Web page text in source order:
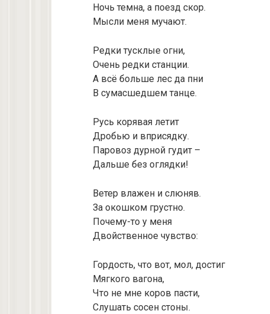
Ночь темна, а поезд скор.
Мысли меня мучают.
Редки тусклые огни,
Очень редки станции.
А всё больше лес да пни
В сумасшедшем танце.
Русь корявая летит
Дробью и вприсядку.
Паровоз дурной гудит –
Дальше без оглядки!
Ветер влажен и слюняв.
За окошком грустно.
Почему-то у меня
Двойственное чувство:
Гордость, что вот, мол, достиг
Мягкого вагона,
Что не мне коров пасти,
Слушать сосен стоны.